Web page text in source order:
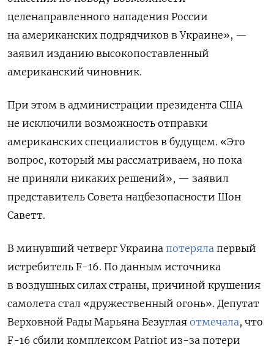
целенаправленного нападения России
на американских подрядчиков в Украине», —
заявил изданию высокопоставленный
американский чиновник.
При этом в администрации президента США
не исключили возможность отправки
американских специалистов в будущем. «Это
вопрос, который мы рассматриваем, но пока
не приняли никаких решений», — заявил
представитель Совета нацбезопасности Шон
Саветт.
В минувший четверг Украина потеряла первый
истребитель F-16. По данным источника
в воздушных силах страны, причиной крушения
самолета стал «дружественный огонь». Депутат
Верховной Рады Марьяна Безуглая отмечала, что
F-16 сбили комплексом Patriot из-за потери